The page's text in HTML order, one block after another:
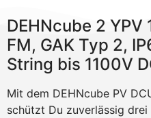
DEHNcube 2 YPV
FM, GAK Typ 2,
String bis 1100V
Mit dem DEHNcube PV
schützt Du zuverlässig drei